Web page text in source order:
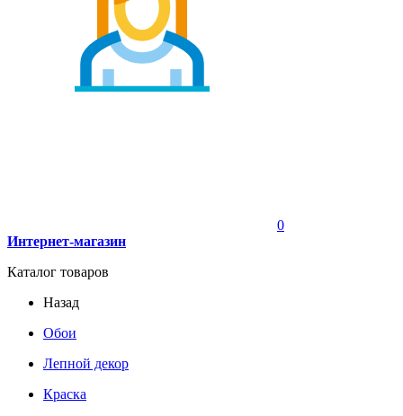
0
Интернет-магазин
Каталог товаров
Назад
Обои
Лепной декор
Краска